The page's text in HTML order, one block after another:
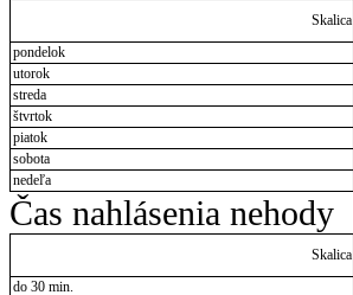
Skalica
pondelok
utorok
streda
štvrtok
piatok
sobota
nedeľa
Čas nahlásenia nehody
Skalica
do 30 min.